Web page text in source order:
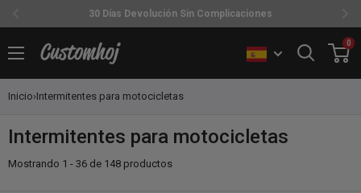
30 Días Devolución Sin Complicaciones
directamente
al
contenido
Customhoj
0
Inicio›Intermitentes para motocicletas
Intermitentes para motocicletas
Mostrando 1 - 36 de 148 productos